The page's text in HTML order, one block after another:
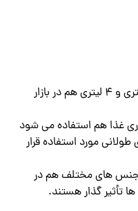
البته کلمن های تکی در سایز های 2 لیتری و 4 لیتری هم در بازار
غذا هم استفاده می شود
مورد استفاده قرار
جنس های مختلف هم در
ها تأثیر گذار هستند.